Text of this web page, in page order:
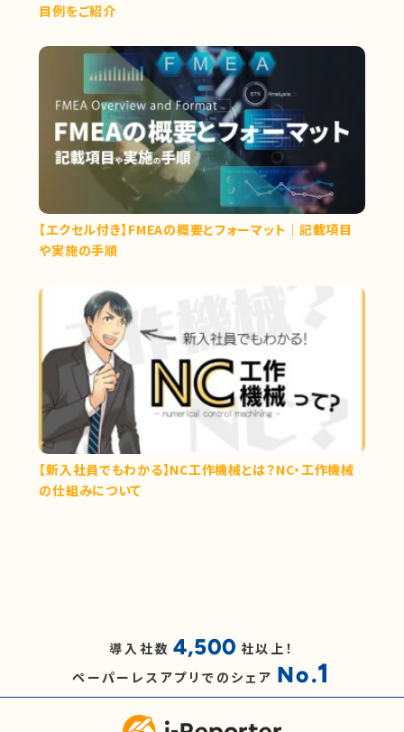
目例をご紹介
【エクセル付き】FMEAの概要とフォーマット｜記載項目
や実施の手順
【新入社員でもわかる】NC工作機械とは？NC・工作機械
の仕組みについて
導入社数 4,500 社以上！
ペーパーレスアプリでのシェア No.1